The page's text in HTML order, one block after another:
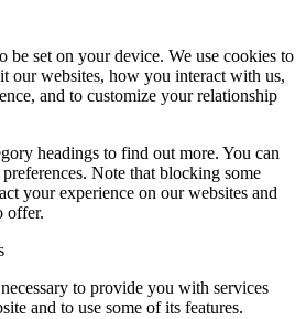
be set on your device. We use cookies to
our websites, how you interact with us,
and to customize your relationship
headings to find out more. You can
Note that blocking some
your experience on our websites and
offer.
to provide you with services
and to use some of its features.